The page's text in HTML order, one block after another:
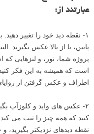
عبارتند از:
۱- نقطه دید خود را تغییر
پایین، یا از بالا عکس بگیرید.
پروژه شما، نور، و لنزهایی که
است که همیشه به این فکر
اطراف و عکس گرفتن از زوایای
۲- عکس های واید و کلوزآپ
کنید که همه چیز را ثبت می
نقطه دیدهای نزدیکتر بگیرید، و